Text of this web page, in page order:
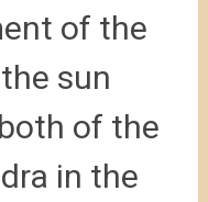
of the
sun
of the
in the